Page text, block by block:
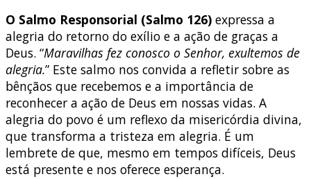
O Salmo Responsorial (Salmo 126) expressa a
alegria do retorno do exílio e a ação de graças a
Deus. “Maravilhas fez conosco o Senhor, exultemos de
alegria.” Este salmo nos convida a refletir sobre as
bênçãos que recebemos e a importância de
reconhecer a ação de Deus em nossas vidas. A
alegria do povo é um reflexo da misericórdia divina,
que transforma a tristeza em alegria. É um
lembrete de que, mesmo em tempos difíceis, Deus
está presente e nos oferece esperança.